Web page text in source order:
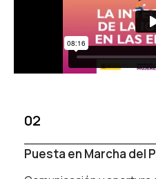
02
Puesta en Marcha del